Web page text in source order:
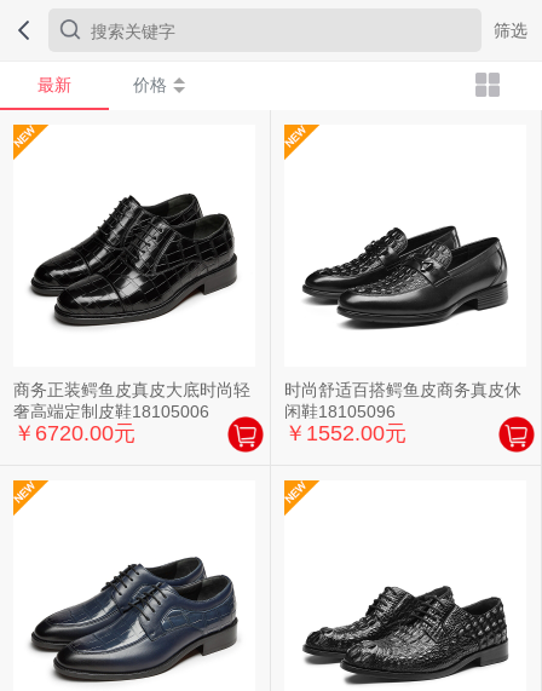
筛选
最新 价格
商务正装鳄鱼皮真皮大底时尚轻
奢高端定制皮鞋18105006
￥6720.00元
时尚舒适百搭鳄鱼皮商务真皮休
闲鞋18105096
￥1552.00元